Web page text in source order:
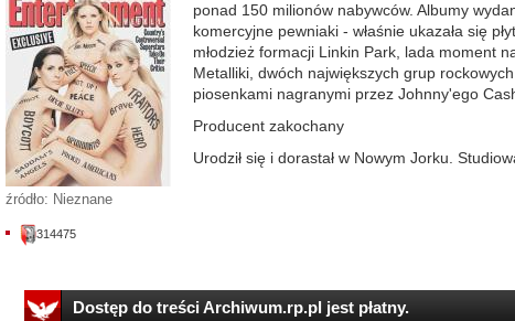
źródło: Nieznane
314475
ponad 150 milionów nabywców. Albumy
komercyjne pewniaki - właśnie ukazała się
młodzież formacji Linkin Park, lada moment
Metalliki, dwóch największych grup
piosenkami nagranymi przez Johnny'ego
Producent zakochany
Urodził się i dorastał w Nowym Jorku.
Dostęp do treści Archiwum.rp.pl jest płatny.